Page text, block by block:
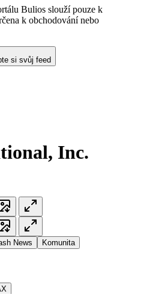
Bulios slouží pouze k
k obchodování nebo
si svůj feed
Inc.
News Komunita